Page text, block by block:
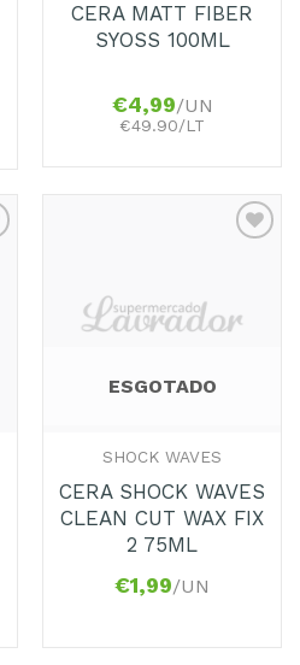
CERA MATT FIBER
SYOSS 100ML
€4,99/UN
€49.90/LT
Favoritos
ESGOTADO
SHOCK WAVES
CERA SHOCK WAVES
CLEAN CUT WAX FIX
2 75ML
€1,99/UN